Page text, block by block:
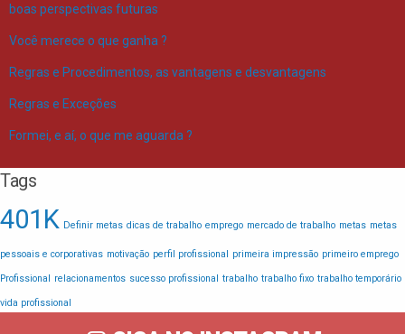
boas perspectivas futuras
Você merece o que ganha ?
Regras e Procedimentos, as vantagens e desvantagens
Regras e Exceções
Formei, e aí, o que me aguarda ?
Tags
401K Definir metas dicas de trabalho emprego mercado de trabalho metas metas
pessoais e corporativas motivação perfil profissional primeira impressão primeiro emprego
Profissional relacionamentos sucesso profissional trabalho trabalho fixo trabalho temporário
vida profissional